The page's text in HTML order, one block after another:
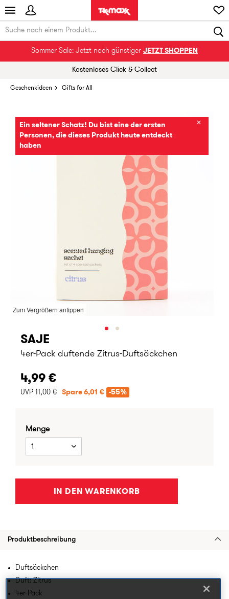
Sommer Sale: Jetzt noch günstiger JETZT SHOPPEN
Kostenloses Click & Collect
Geschenkideen Gifts for All
Ein seltener Schatz! Du bist eine der ersten
Personen, die dieses Produkt heute entdeckt
haben
✕
Zum Vergrößern antippen
SAJE
4er-Pack duftende Zitrus-Duftsäckchen
4,99 €
UVP 11,00 € Spare 6,01 € -55%
Menge
1
IN DEN WARENKORB
Produktbeschreibung
Duftsäckchen
Duft: Zitrus
4er-Pack